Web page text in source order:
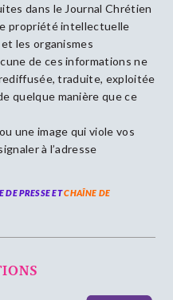
dans le Journal Chrétien
propriété intellectuelle
les organismes
de ces informations ne
traduite, exploitée
quelque manière que ce
une image qui viole vos
à l’adresse
DE PRESSE ETCHAÎNE DE